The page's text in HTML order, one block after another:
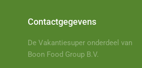
Contactgegevens
De Vakantiesuper onderdeel van
Boon Food Group B.V.